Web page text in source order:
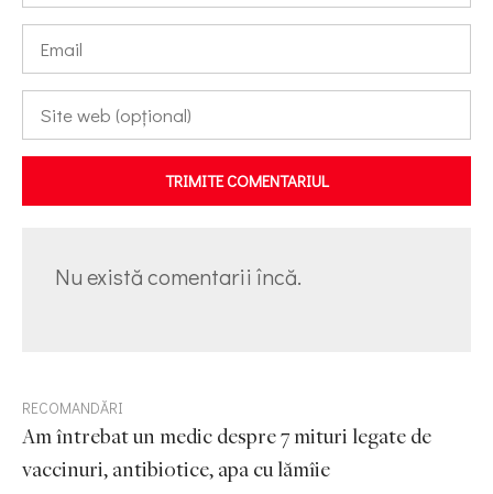
TRIMITE COMENTARIUL
Nu există comentarii încă.
RECOMANDĂRI
Am întrebat un medic despre 7 mituri legate de
vaccinuri, antibiotice, apa cu lămîie